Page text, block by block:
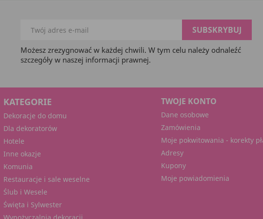
Możesz zrezygnować w każdej chwili. W tym celu należy odnaleźć
szczegóły w naszej informacji prawnej.
KATEGORIE
Dekoracje do domu
Dla dekoratorów
Hotele
Inne okazje
Komunia
Restauracje i sale weselne
Ślub i Wesele
Święta i Sylwester
TWOJE KONTO
Dane osobowe
Zamówienia
Moje pokwitowania - korekty
Adresy
Kupony
Moje powiadomienia